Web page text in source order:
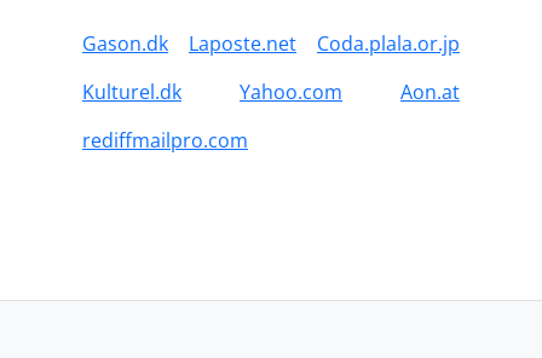
Gason.dk Laposte.net
Coda.plala.or.jp
Kulturel.dk
Yahoo.com
Aon.at
rediffmailpro.com